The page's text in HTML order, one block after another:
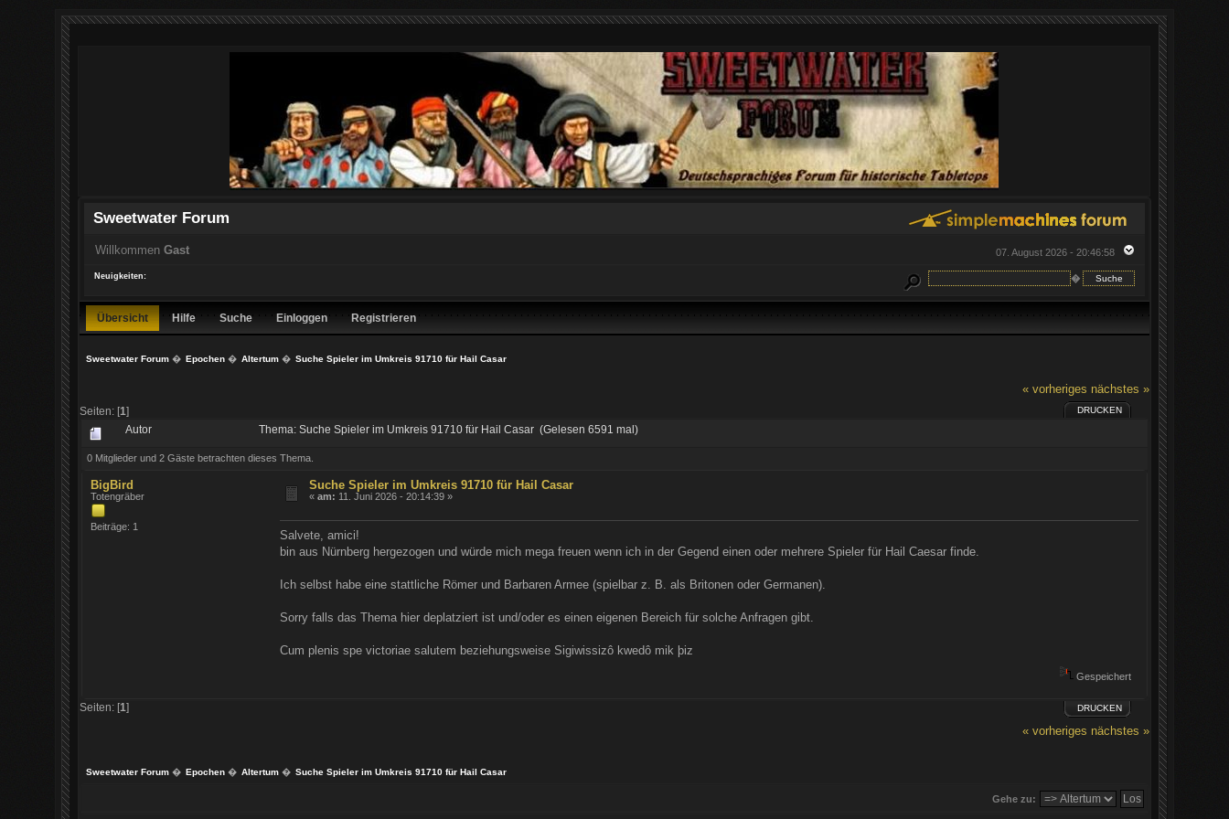
Sweetwater Forum
07. August 2026 - 20:46:58
Willkommen Gast
�
Neuigkeiten:
Übersicht Hilfe Suche Einloggen Registrieren
Sweetwater Forum� Epochen� Altertum� Suche Spieler im Umkreis 91710 für Hail Casar
« vorheriges nächstes »
Seiten: [1] DRUCKEN
Autor Thema: Suche Spieler im Umkreis 91710 für Hail Casar (Gelesen 6591 mal)
0 Mitglieder und 2 Gäste betrachten dieses Thema.
BigBird
Totengräber
Beiträge: 1
Suche Spieler im Umkreis 91710 für Hail Casar
«am: 11. Juni 2026 - 20:14:39 »
Salvete, amici!
bin aus Nürnberg hergezogen und würde mich mega freuen wenn ich in der Gegend einen oder mehrere Spieler für Hail Caesar finde.
Ich selbst habe eine stattliche Römer und Barbaren Armee (spielbar z. B. als Britonen oder Germanen).
Sorry falls das Thema hier deplatziert ist und/oder es einen eigenen Bereich für solche Anfragen gibt.
Cum plenis spe victoriae salutem beziehungsweise Sigiwissizô kwedô mik þiz
Gespeichert
DRUCKEN
Seiten: [1]
« vorheriges nächstes »
Sweetwater Forum� Epochen� Altertum� Suche Spieler im Umkreis 91710 für Hail Casar
Gehe zu: